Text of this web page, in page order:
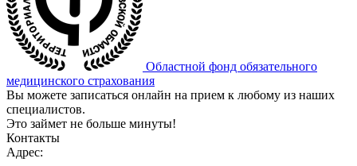
Областной фонд обязательного
медицинского страхования
Вы можете записаться онлайн на прием к любому из наших
специалистов.
Это займет не больше минуты!
Контакты
Адрес: